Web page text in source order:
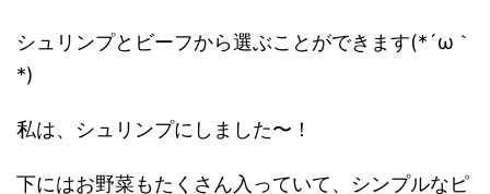
シュリンプとビーフから選ぶことができます(*´ω｀
*)
私は、シュリンプにしました〜！
下にはお野菜もたくさん入っていて、シンプルなピ